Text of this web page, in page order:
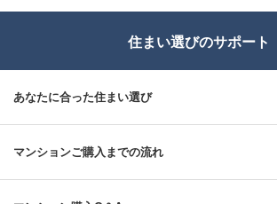
住まい選びのサポート
あなたに合った住まい選び
マンションご購入までの流れ